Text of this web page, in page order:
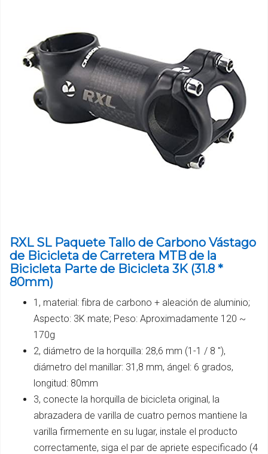
RXL SL Paquete Tallo de Carbono Vástago
de Bicicleta de Carretera MTB de la
Bicicleta Parte de Bicicleta 3K (31.8 *
80mm)
1, material: fibra de carbono + aleación de aluminio;
Aspecto: 3K mate; Peso: Aproximadamente 120 ~
170g
2, diámetro de la horquilla: 28,6 mm (1-1 / 8 "),
diámetro del manillar: 31,8 mm, ángel: 6 grados,
longitud: 80mm
3, conecte la horquilla de bicicleta original, la
abrazadera de varilla de cuatro pernos mantiene la
varilla firmemente en su lugar, instale el producto
correctamente, siga el par de apriete especificado (4